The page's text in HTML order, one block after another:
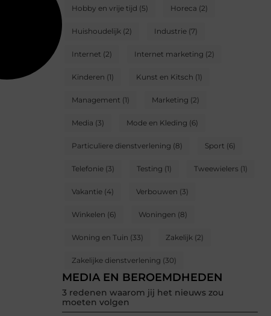
Hobby en vrije tijd (5) Horeca (2)
Huishoudelijk (2) Industrie (7)
Internet (2) Internet marketing (2)
Kinderen (1) Kunst en Kitsch (1)
Management (1) Marketing (2)
Media (3) Mode en Kleding (6)
Particuliere dienstverlening (8) Sport (6)
Telefonie (3) Testing (1) Tweewielers (1)
Vakantie (4) Verbouwen (3)
Winkelen (6) Woningen (8)
Woning en Tuin (33) Zakelijk (2)
Zakelijke dienstverlening (30)
MEDIA EN BEROEMDHEDEN
3 redenen waarom jij het nieuws zou
moeten volgen